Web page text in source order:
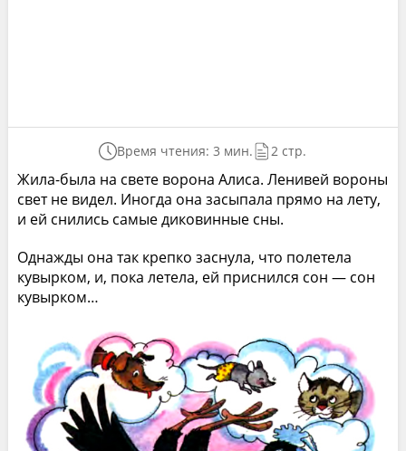
Время чтения: 3 мин. 2 стр.
Жила-была на свете ворона Алиса. Ленивей вороны
свет не видел. Иногда она засыпала прямо на лету,
и ей снились самые диковинные сны.
Однажды она так крепко заснула, что полетела
кувырком, и, пока летела, ей приснился сон — сон
кувырком…